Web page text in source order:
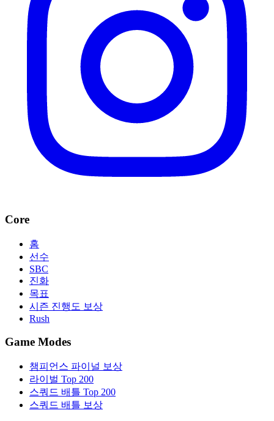
Core
홈
선수
SBC
진화
목표
시즌 진행도 보상
Rush
Game Modes
챔피언스 파이널 보상
라이벌 Top 200
스쿼드 배틀 Top 200
스쿼드 배틀 보상